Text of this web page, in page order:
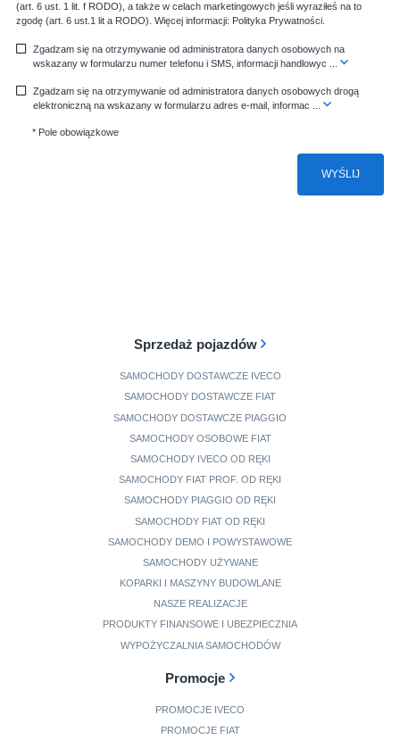
(art. 6 ust. 1 lit. f RODO), a także w celach marketingowych jeśli wyraziłeś na to
zgodę (art. 6 ust.1 lit a RODO). Więcej informacji: Polityka Prywatności
Zgadzam się na otrzymywanie od administratora danych osobowych na
wskazany w formularzu numer telefonu i SMS, informacji handlowyc
Zgadzam się na otrzymywanie od administratora danych osobowych drogą
elektroniczną na wskazany w formularzu adres e-mail, informac
* Pole obowiązkowe
WYŚLIJ
Sprzedaż pojazdów
SAMOCHODY DOSTAWCZE IVECO
SAMOCHODY DOSTAWCZE FIAT
SAMOCHODY DOSTAWCZE PIAGGIO
SAMOCHODY OSOBOWE FIAT
SAMOCHODY IVECO OD RĘKI
SAMOCHODY FIAT PROF. OD RĘKI
SAMOCHODY PIAGGIO OD RĘKI
SAMOCHODY FIAT OD RĘKI
SAMOCHODY DEMO I POWYSTAWOWE
SAMOCHODY UŻYWANE
KOPARKI I MASZYNY BUDOWLANE
NASZE REALIZACJE
PRODUKTY FINANSOWE I UBEZPIECZNIA
WYPOŻYCZALNIA SAMOCHODÓW
Promocje
PROMOCJE IVECO
PROMOCJE FIAT